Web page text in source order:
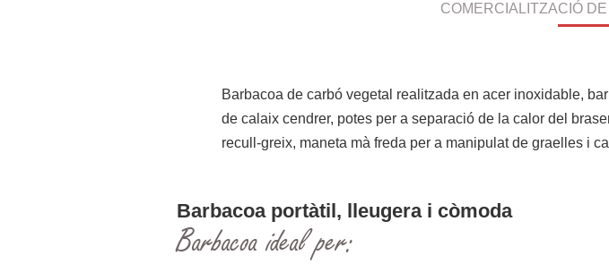
COMERCIALITZACIÓ
Barbacoa de carbó vegetal realitzada en acer inoxidable,
de calaix cendrer, potes per a separació de la calor del
recull-greix, maneta mà freda per a manipulat de graelles i
Barbacoa portàtil, lleugera i còmoda
Barbacoa ideal per: